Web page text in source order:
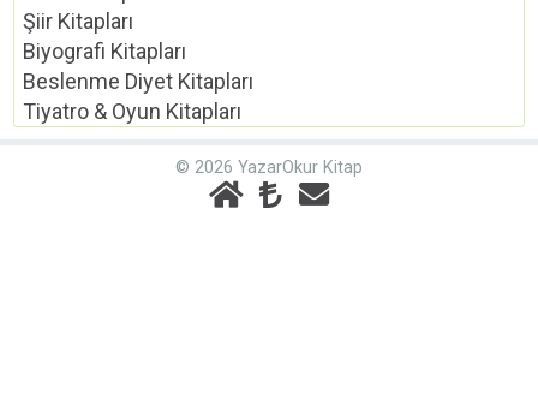
Şiir Kitapları
Biyografi Kitapları
Beslenme Diyet Kitapları
Tiyatro & Oyun Kitapları
© 2026 YazarOkur Kitap